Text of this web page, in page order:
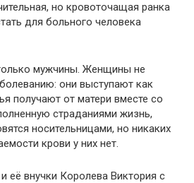
но кровоточащая ранка
для больного человека
мужчины. Женщины не
они выступают как
получают от матери вместе со
страданиями жизнь,
носительницами, но никаких
крови у них нет.
Королева Виктория с